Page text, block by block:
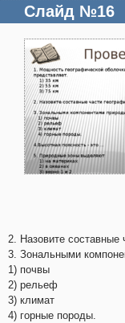
Слайд №16
2. Назовите составные
3. Зональными
1) почвы
2) рельеф
3) климат
4) горные породы.